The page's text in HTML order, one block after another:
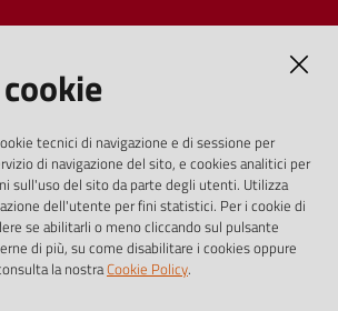
sono riutilizzabili solo alle condizioni
comunitaria 2003/98/CE e dal d.lgs.
tecnici di navigazione e di sessione per
di navigazione del sito, e cookies analitici per
sull'uso del sito da parte degli utenti. Utilizza
dell'utente per fini statistici. Per i cookie di
se abilitarli o meno cliccando sul pulsante
di più, su come disabilitare i cookies oppure
la nostraCookie Policy.